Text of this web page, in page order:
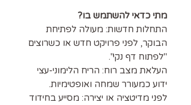
מתי כדאי להשתמש בו?
התחלות חדשות: מעולה לפתיחת
הבוקר, לפני פרויקט חדש או כשרוצים
"לפתוח דף נקי".
העלאת מצב רוח: הריח הלימוני-עצי
ידוע כמעורר שמחה ואופטימיות.
לפני מדיטציה או יצירה: מסייע בחידוד